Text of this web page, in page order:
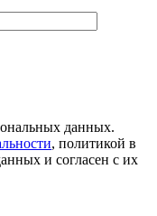
данных.
, политикой в
и согласен с их